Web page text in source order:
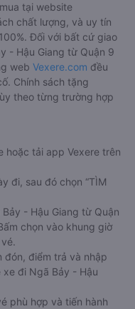
tại website
chất lượng, và uy tín
Đối với bất cứ giao
- Hậu Giang từ Quận 9
web Vexere.com đều
Chính sách tặng
theo từng trường hợp
hoặc tải app Vexere trên
đi, sau đó chọn “TÌM
- Hậu Giang từ Quận
chọn vào khung giờ
đón, điểm trả và nhập
đi Ngã Bảy - Hậu
phù hợp và tiến hành